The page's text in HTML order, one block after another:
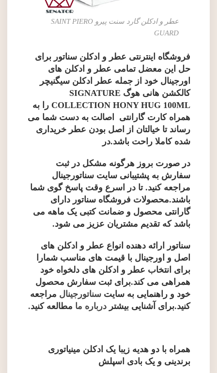
عطر و ادکلن گارد سنت پیرو SAINT PIERO
GUARD
فروشگاه اینترنتی عطر و ادکلن سناتور برای
حل این معضل تمامی عطر و ادکلن های
اورجینال خود از جمله عطر ادکلن سیگنیچر
کالکشن هانی هوگ SIGNATURE
COLLECTION HONY HUG 100ML را به
همراه کارت گارانتی اصالت به دست شما می
رساند تا خیالتان از اصل بودن عطر خریداری
شده کاملا راحت باشد.در
در صورت بروز هرگونه مشکل در ثبت
سفارش به پشتیبانی سایت سناتورجینال
مراجعه کنید. تا در اسرع وقت پاسخ گوی شما
باشند.محصولات فروشگاه سناتور دارای
گارانتی محصول و ضمانت کتبی یک ماهه می
باشد که تقدیم مشتریان عزیز می شود.
سناتور ارائه دهنده انواع عطر و ادکلن های
اصل و اورجینال با قیمت های مناسب شمارا
برای انتخاب عطر و ادکلن های دلخواه خود
همراهی می کند.برای ثبت سفارش محصول
خود و راهنمایی به سایت سناتورجینال مراجعه
کنید.برای آشنایی بیشتر درباره ما مطالعه کنید.
همراه با دو هدیه زیبا یک ادکلن مینیاتوری
برندینی و یک بادی اسپلش